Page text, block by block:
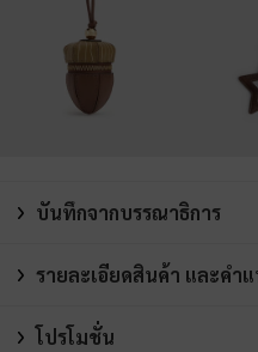
บันทึกจากบรรณาธิการ
รายละเอียดสินค้า และคำ
โปรโมชั่น